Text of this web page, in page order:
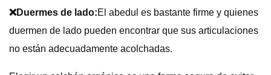
❌Duermes de lado:El abedul es bastante firme y quienes
duermen de lado pueden encontrar que sus articulaciones
no están adecuadamente acolchadas.